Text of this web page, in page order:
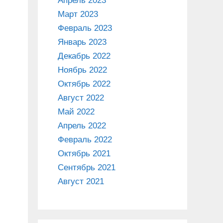
Март 2023
Февраль 2023
Январь 2023
Декабрь 2022
Ноябрь 2022
Октябрь 2022
Август 2022
Май 2022
Апрель 2022
Февраль 2022
Октябрь 2021
Сентябрь 2021
Август 2021